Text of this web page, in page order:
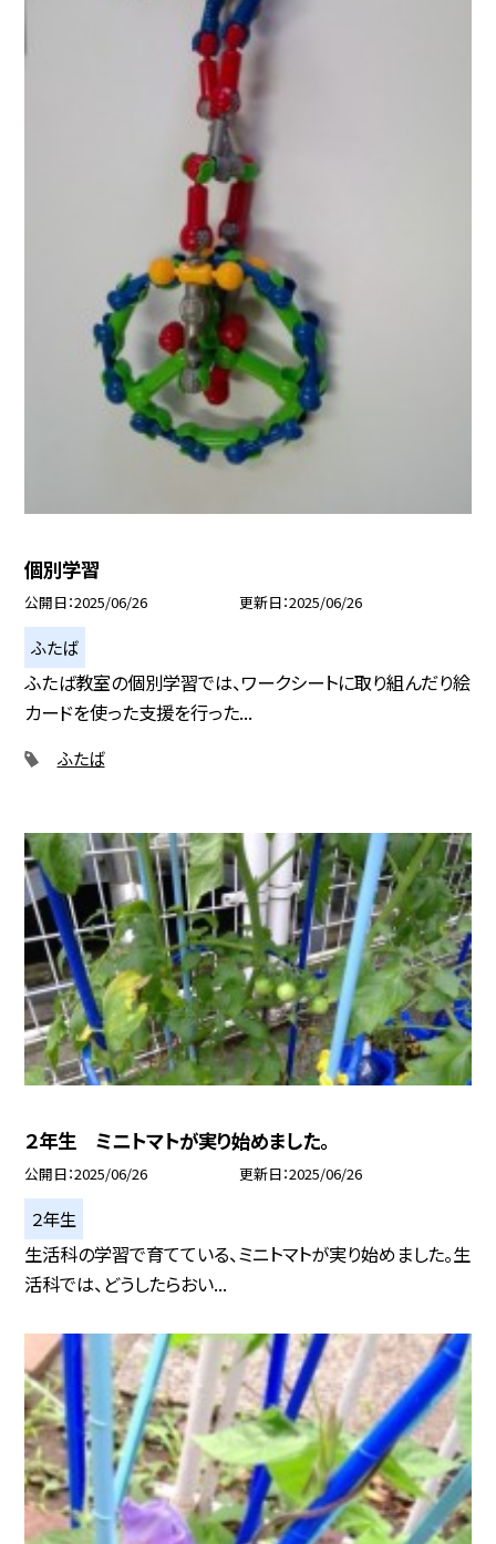
個別学習
公開日 2025/06/26 更新日 2025/06/26
ふたば
ふたば教室の個別学習では、ワークシートに取り組んだり絵
カードを使った支援を行った...
ふたば
２年生 ミニトマトが実り始めました。
公開日 2025/06/26 更新日 2025/06/26
２年生
生活科の学習で育てている、ミニトマトが実り始めました。生
活科では、どうしたらおい...